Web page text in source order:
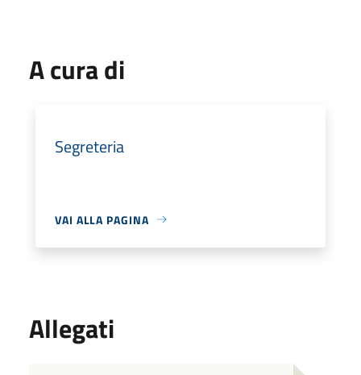
A cura di
Segreteria
VAI ALLA PAGINA
Allegati